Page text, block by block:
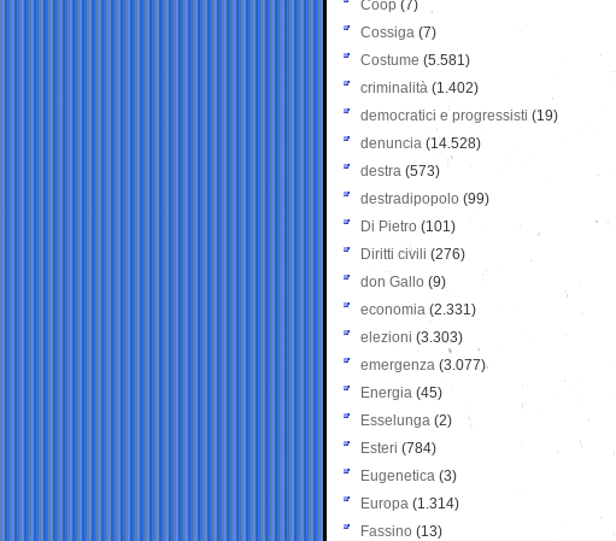
Coop (7)
Cossiga (7)
Costume (5.581)
criminalità (1.402)
democratici e progressisti (19)
denuncia (14.528)
destra (573)
destradipopolo (99)
Di Pietro (101)
Diritti civili (276)
don Gallo (9)
economia (2.331)
elezioni (3.303)
emergenza (3.077)
Energia (45)
Esselunga (2)
Esteri (784)
Eugenetica (3)
Europa (1.314)
Fassino (13)